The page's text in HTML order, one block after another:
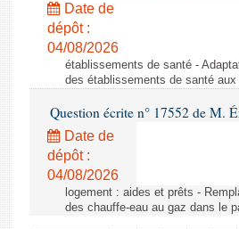
Date de
dépôt :
04/08/2026
établissements de santé -
des établissements de santé
Question écrite n° 17552 de M.
Date de
dépôt :
04/08/2026
logement : aides et prêts -
des chauffe-eau au gaz dans le